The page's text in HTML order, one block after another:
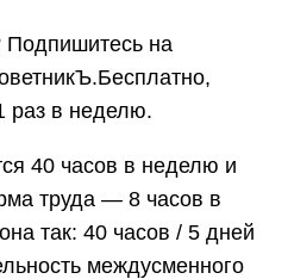
Подпишитесь на
раз в неделю.
40 часов в неделю и
труда — 8 часов в
так: 40 часов / 5 дней
междусменного